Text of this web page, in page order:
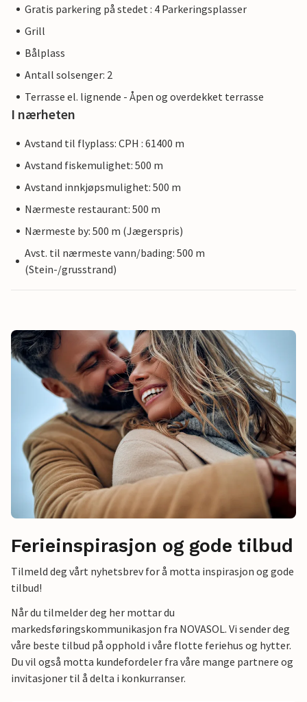
Gratis parkering på stedet : 4 Parkeringsplasser
Grill
Bålplass
Antall solsenger: 2
Terrasse el. lignende - Åpen og overdekket terrasse
I nærheten
Avstand til flyplass: CPH : 61400 m
Avstand fiskemulighet: 500 m
Avstand innkjøpsmulighet: 500 m
Nærmeste restaurant: 500 m
Nærmeste by: 500 m (Jægerspris)
Avst. til nærmeste vann/bading: 500 m
(Stein-/grusstrand)
Ferieinspirasjon og gode tilbud
Tilmeld deg vårt nyhetsbrev for å motta inspirasjon og gode
tilbud!
Når du tilmelder deg her mottar du
markedsføringskommunikasjon fra NOVASOL. Vi sender deg
våre beste tilbud på opphold i våre flotte feriehus og hytter.
Du vil også motta kundefordeler fra våre mange partnere og
invitasjoner til å delta i konkurranser.